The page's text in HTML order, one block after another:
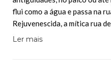
flui como a água e passa na
Rejuvenescida, a mítica rua
Ler mais